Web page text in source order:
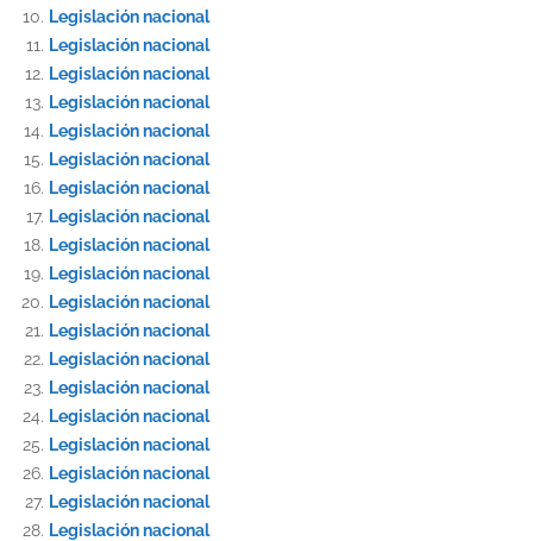
Legislación nacional
Legislación nacional
Legislación nacional
Legislación nacional
Legislación nacional
Legislación nacional
Legislación nacional
Legislación nacional
Legislación nacional
Legislación nacional
Legislación nacional
Legislación nacional
Legislación nacional
Legislación nacional
Legislación nacional
Legislación nacional
Legislación nacional
Legislación nacional
Legislación nacional